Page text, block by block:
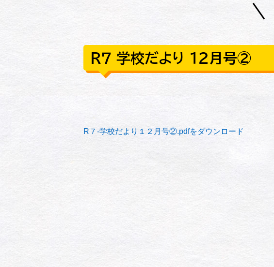
R７ 学校だより １２月号②
R７-学校だより１２月号②.pdfをダウンロード